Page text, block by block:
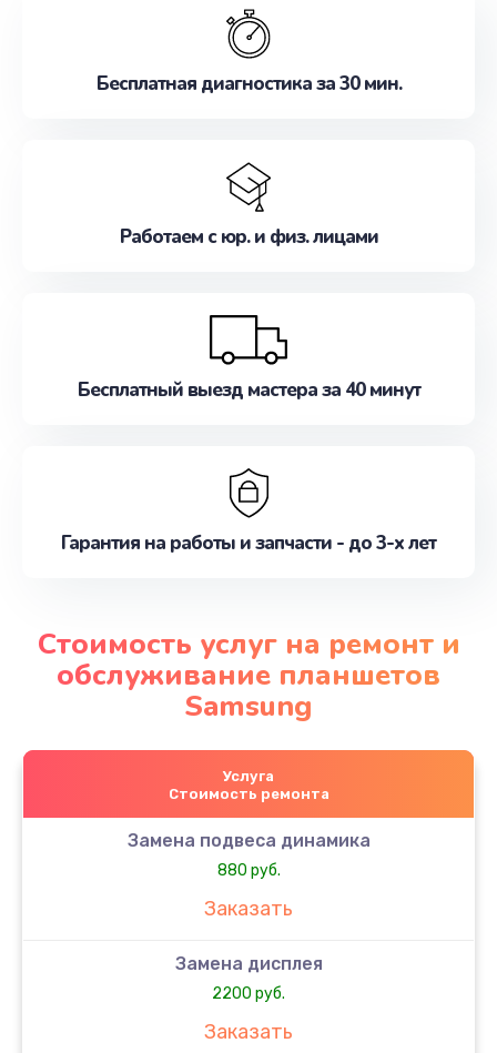
Бесплатная диагностика за 30 мин.
Работаем с юр. и физ. лицами
Бесплатный выезд мастера за 40 минут
Гарантия на работы и запчасти - до 3-х лет
Стоимость услуг на ремонт и
обслуживание планшетов
Samsung
Услуга
Стоимость ремонта
Замена подвеса динамика
880 руб.
Заказать
Замена дисплея
2200 руб.
Заказать